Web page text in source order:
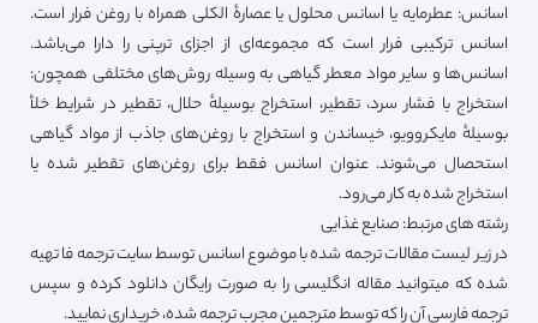
اسانس: عطرمایه یا اسانس محلول یا عصارهٔ الکلی همراه با روغن فرار است.
اسانس ترکیبی فرار است که مجموعه‌ای از اجزای ترپنی را دارا می‌باشد.
اسانس‌ها و سایر مواد معطر گیاهی به وسیله روش‌های مختلفی همچون:
استخراج با فشار سرد، تقطیر، استخراج بوسیلهٔ حلال، تقطیر در شرایط خلأ
بوسیلهٔ مایکروویو، خیساندن و استخراج با روغن‌های جاذب از مواد گیاهی
استحصال می‌شوند. عنوان اسانس فقط برای روغن‌های تقطیر شده یا
استخراج شده به کار می‌رود.
رشته های مرتبط: صنایع غذایی
در زیر لیست مقالات ترجمه شده با موضوع اسانس توسط سایت ترجمه فا تهیه
شده که میتوانید مقاله انگلیسی را به صورت رایگان دانلود کرده و سپس
ترجمه فارسی آن را که توسط مترجمین مجرب ترجمه شده، خریداری نمایید.